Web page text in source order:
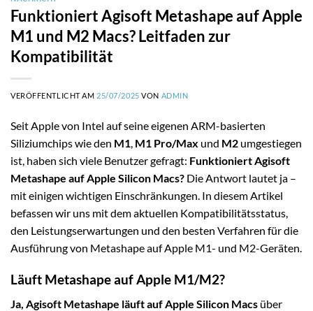
Funktioniert Agisoft Metashape auf Apple
M1 und M2 Macs? Leitfaden zur
Kompatibilität
VERÖFFENTLICHT AM 25/07/2025 VON ADMIN
Seit Apple von Intel auf seine eigenen ARM-basierten
Siliziumchips wie den M1, M1 Pro/Max und M2 umgestiegen
ist, haben sich viele Benutzer gefragt: Funktioniert Agisoft
Metashape auf Apple Silicon Macs? Die Antwort lautet ja –
mit einigen wichtigen Einschränkungen. In diesem Artikel
befassen wir uns mit dem aktuellen Kompatibilitätsstatus,
den Leistungserwartungen und den besten Verfahren für die
Ausführung von Metashape auf Apple M1- und M2-Geräten.
Läuft Metashape auf Apple M1/M2?
Ja, Agisoft Metashape läuft auf Apple Silicon Macs über